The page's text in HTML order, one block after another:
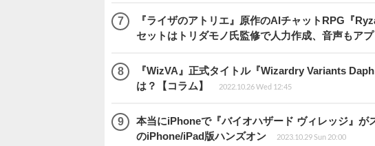
『ライザのアトリエ』原作のAIチャットRPG『
セットはトリダモノ氏監修で人力作成、音声もア
『WizVA』正式タイトル『Wizardry Variants
は？【コラム】
2022.10.26 Wed 12:45
本当にiPhoneで『バイオハザード ヴィレッジ』が
のiPhone/iPad版ハンズオン
2023.10.29 Sun 20:00